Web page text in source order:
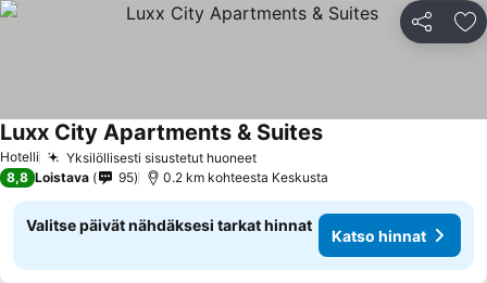
Jaa
Hotelli Yksilöllisesti sisustetut huoneet
Luxx City Apartments & Suites
8,8 Loistava 95 0.2 km kohteesta Keskusta
Valitse päivät nähdäksesi tarkat hinnat
Katso hinnat